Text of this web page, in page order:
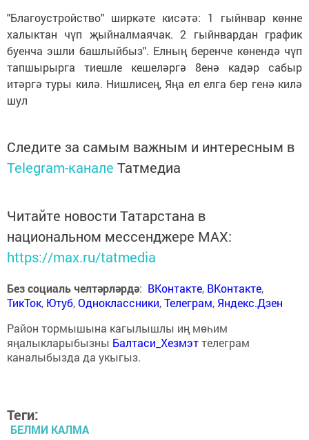
"Благоустройство" ширкәте кисәтә: 1 гыйнвар көнне
халыктан чүп җыйналмаячак. 2 гыйнвардан график
буенча эшли башлыйбыз". Елның беренче көнендә чүп
тапшырырга тиешле кешеләргә 8енә кадәр сабыр
итәргә туры килә. Нишлисең, Яңа ел елга бер генә килә
шул
Следите за самым важным и интересным в
Telegram-канале Татмедиа
Читайте новости Татарстана в
национальном мессенджере MАХ:
https://max.ru/tatmedia
Без социаль челтәрләрдә: ВКонтакте, ВКонтакте,
ТикТок, Ютуб,Одноклассники,Телеграм, Яндекс.Дзен
Район тормышына кагылышлы иң мөһим
яңалыкларыбызны Балтаси_Хезмэттелеграм
каналыбызда да укыгыз.
Теги:
БЕЛМИ КАЛМА